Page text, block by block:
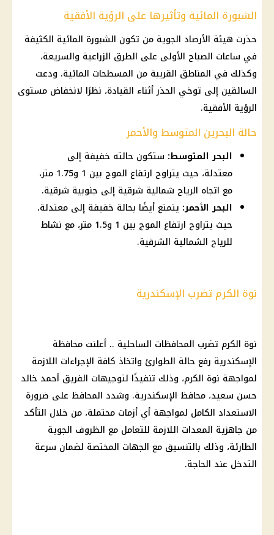
الشبورة المائية وتأثيرها على الرؤية الأفقية
حذرت هيئة الأرصاد الجوية من تكون الشبورة المائية الكثيفة
في ساعات الصباح الأولى على الطرق الزراعية والسريعة،
وكذلك في المناطق القريبة من المسطحات المائية. ودعت
السائقين إلى توخي الحذر أثناء القيادة، نظرًا لانخفاض مستوى
الرؤية الأفقية.
حالة البحرين المتوسط والأحمر
البحر المتوسط: ستكون حالته خفيفة إلى
معتدلة، حيث يتراوح ارتفاع الموج بين 1 و1.75 متر،
مع اتجاه الرياح شمالية شرقية إلى جنوبية شرقية.
البحر الأحمر: يتمتع أيضًا بحالة خفيفة إلى معتدلة،
حيث يتراوح ارتفاع الموج بين 1 و1.5 متر، مع نشاط
للرياح الشمالية الشرقية.
نوة الكرم تضرب الإسكندرية
نوة الكرم تضرب المحافظات الساحلية .. أعلنت محافظة
الإسكندرية رفع حالة الطوارئ واتخاذ كافة الإجراءات اللازمة
لمواجهة نوة الكرم، وذلك تنفيذًا لتوجيهات الفريق أحمد خالد
حسن سعيد، محافظ الإسكندرية. وشدد المحافظ على ضرورة
الاستعداد الكامل لمواجهة أي أزمات محتملة، من خلال التأكد
من جاهزية المعدات اللازمة للتعامل مع الظروف الجوية
الطارئة، وذلك بالتنسيق مع الجهات المختصة لضمان سرعة
التدخل عند الحاجة.